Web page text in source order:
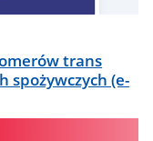
trans
spożywczych (e-